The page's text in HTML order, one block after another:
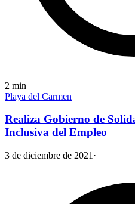
2 min
Playa del Carmen
Realiza Gobierno de
Inclusiva del Empleo
3 de diciembre de 2021 ·